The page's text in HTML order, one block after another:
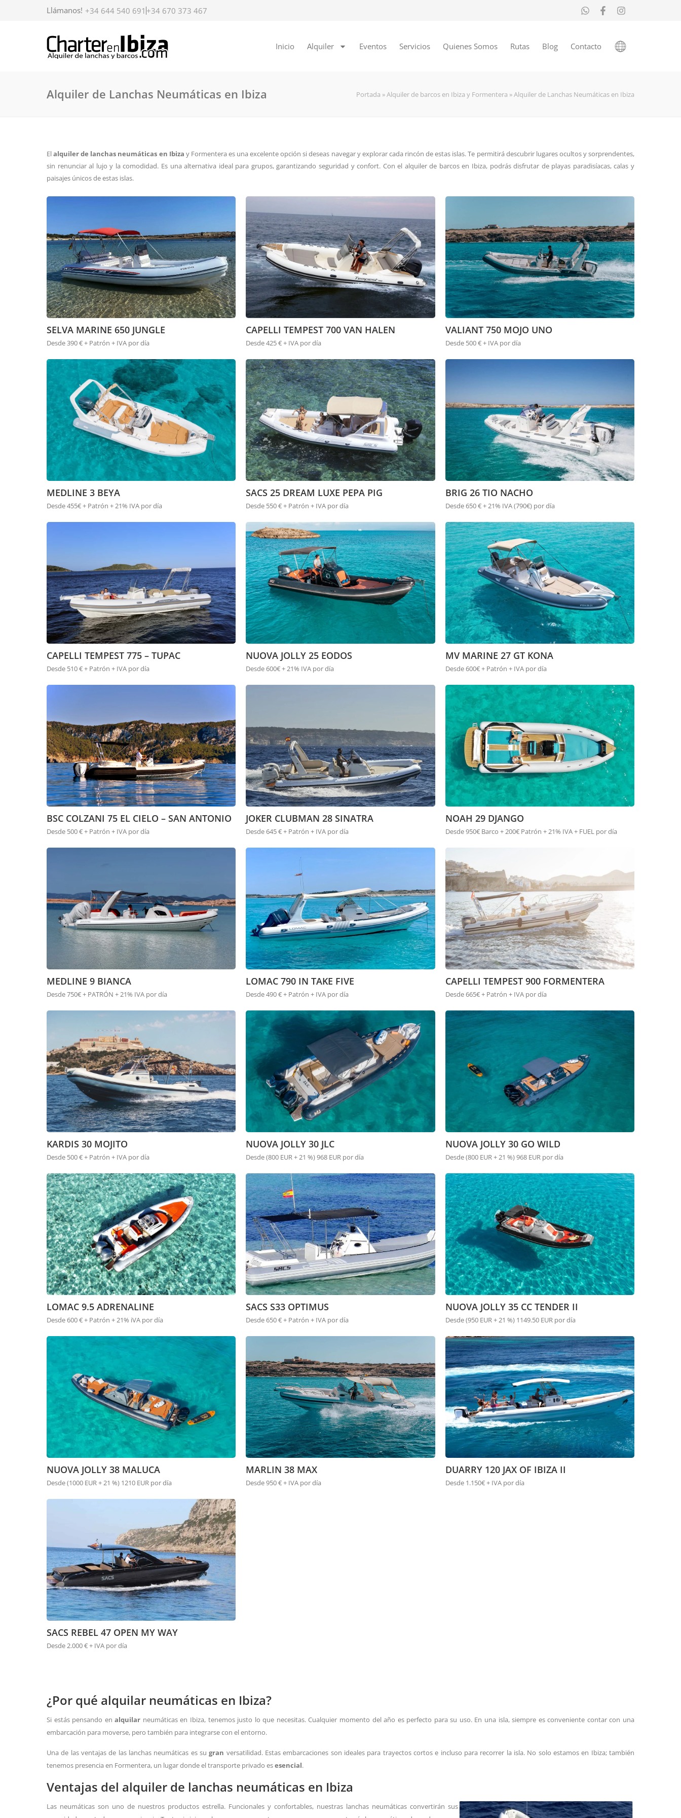
Llámanos! +34 644 540 691 +34 670 373 467
Inicio Alquiler Eventos Servicios Quienes Somos Rutas Blog Contacto
Alquiler de Lanchas Neumáticas en Ibiza Portada »Alquiler de barcos en Ibiza y Formentera »Alquiler de Lanchas Neumáticas en Ibiza
Elalquiler de lanchas neumáticas en Ibiza y Formentera es una excelente opción si deseas navegar y explorar cada rincón de estas islas. Te permitirá descubrir lugares ocultos y sorprendentes,
sin renunciar al lujo y la comodidad. Es una alternativa ideal para grupos, garantizando seguridad y confort. Con el alquiler de barcos en Ibiza, podrás disfrutar de playas paradisíacas, calas y
paisajes únicos de estas islas.
SELVA MARINE 650 JUNGLE
Desde 390 € + Patrón + IVA por día
CAPELLI TEMPEST 700 VAN HALEN
Desde 425 € + IVA por día
VALIANT 750 MOJO UNO
Desde 500 € + IVA por día
MEDLINE 3 BEYA
Desde 455€ + Patrón + 21% IVA por día
SACS 25 DREAM LUXE PEPA PIG
Desde 550 € + Patrón + IVA por día
BRIG 26 TIO NACHO
Desde 650 € + 21% IVA (790€) por día
CAPELLI TEMPEST 775 – TUPAC
Desde 510 € + Patrón + IVA por día
NUOVA JOLLY 25 EODOS
Desde 600€ + 21% IVA por día
MV MARINE 27 GT KONA
Desde 600€ + Patrón + IVA por día
BSC COLZANI 75 EL CIELO – SAN ANTONIO
Desde 500 € + Patrón + IVA por día
JOKER CLUBMAN 28 SINATRA
Desde 645 € + Patrón + IVA por día
NOAH 29 DJANGO
Desde 950€ Barco + 200€ Patrón + 21% IVA + FUEL por día
MEDLINE 9 BIANCA
Desde 750€ + PATRÓN + 21% IVA por día
LOMAC 790 IN TAKE FIVE
Desde 490 € + Patrón + IVA por día
CAPELLI TEMPEST 900 FORMENTERA
Desde 665€ + Patrón + IVA por día
KARDIS 30 MOJITO
Desde 500 € + Patrón + IVA por día
NUOVA JOLLY 30 JLC
Desde (800 EUR + 21 %) 968 EUR por día
NUOVA JOLLY 30 GO WILD
Desde (800 EUR + 21 %) 968 EUR por día
LOMAC 9.5 ADRENALINE
Desde 600 € + Patrón + 21% iVA por día
SACS S33 OPTIMUS
Desde 650 € + Patrón + IVA por día
NUOVA JOLLY 35 CC TENDER II
Desde (950 EUR + 21 %) 1149.50 EUR por día
NUOVA JOLLY 38 MALUCA
Desde (1000 EUR + 21 %) 1210 EUR por día
MARLIN 38 MAX
Desde 950 € + IVA por día
DUARRY 120 JAX OF IBIZA II
Desde 1.150€ + IVA por día
SACS REBEL 47 OPEN MY WAY
Desde 2.000 € + IVA por día
¿Por qué alquilar neumáticas en Ibiza?
Si estás pensando enalquilar neumáticas en Ibiza, tenemos justo lo que necesitas. Cualquier momento del año es perfecto para su uso. En una isla, siempre es conveniente contar con una
embarcación para moverse, pero también para integrarse con el entorno.
Una de las ventajas de las lanchas neumáticas es sugran versatilidad. Estas embarcaciones son ideales para trayectos cortos e incluso para recorrer la isla. No solo estamos en Ibiza; también
tenemos presencia en Formentera, un lugar donde el transporte privado esesencial.
Ventajas del alquiler de lanchas neumáticas en Ibiza
Las neumáticas son uno de nuestros productos estrella. Funcionales y confortables, nuestras lanchas neumáticas convertirán sus